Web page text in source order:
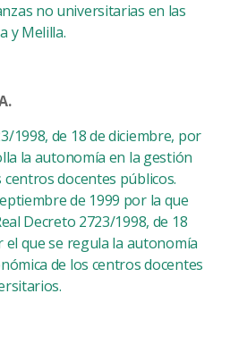
no universitarias en las
y Melilla.
1998, de 18 de diciembre, por
la autonomía en la gestión
centros docentes públicos.
de 1999 por la que
Decreto 2723/1998, de 18
el que se regula la autonomía
de los centros docentes